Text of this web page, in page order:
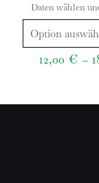
Daten wählen
12,00 € –